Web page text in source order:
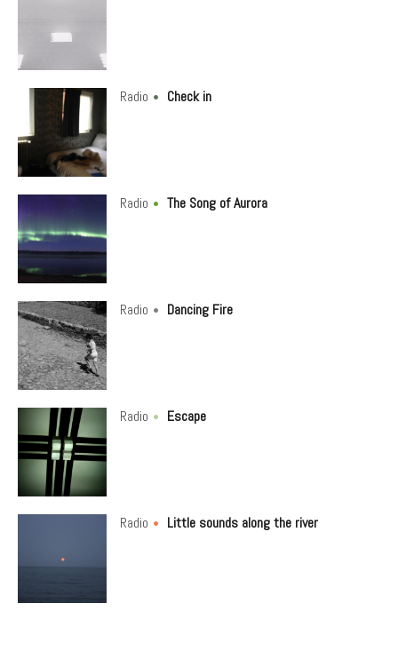
Radio Check in
Radio The Song of Aurora
Radio Dancing Fire
Radio Escape
Radio Little sounds along the river